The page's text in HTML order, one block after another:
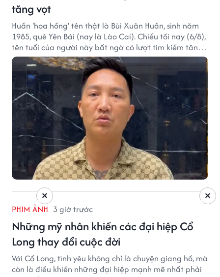
tăng vọt
Huấn 'hoa hồng' tên thật là Bùi Xuân Huấn, sinh năm
1985, quê Yên Bái (nay là Lào Cai). Chiều tối nay (6/8),
tên tuổi của người này bất ngờ có lượt tìm kiếm tăng
vọt.
PHIM ẢNH 3 giờ trước
Những mỹ nhân khiến các đại hiệp Cổ
Long thay đổi cuộc đời
Với Cổ Long, tình yêu không chỉ là chuyện giang hồ, mà
còn là điều khiến những đại hiệp mạnh mẽ nhất phải
×
×